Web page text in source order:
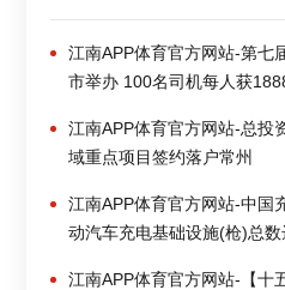
江南APP体育官方网站-第七
市举办 100名司机每人获
江南APP体育官方网站-总投
域重点项目签约落户常州
江南APP体育官方网站-中国
动汽车充电基础设施(枪)总
江南APP体育官方网站-【十